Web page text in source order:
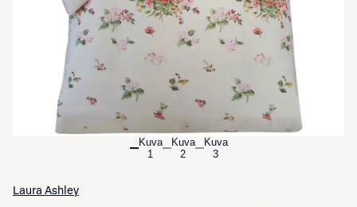
Kuva
1
Kuva
2
Kuva
3
Laura Ashley